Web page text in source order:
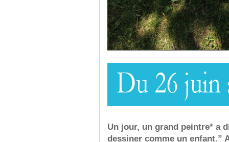
Un jour, un grand peintre* a
dessiner comme un enfant.”